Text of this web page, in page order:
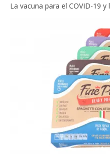
La vacuna para el COVID-19 y